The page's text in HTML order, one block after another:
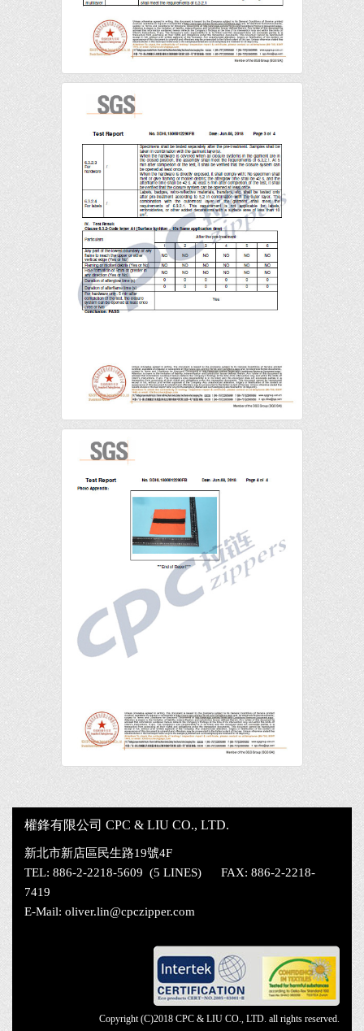
權鋒有限公司 CPC & LIU CO., LTD.
新北市新店區民生路19號4F
TEL: 886-2-2218-5609 (5 LINES) FAX: 886-2-2218-
7419
E-Mail: oliver.lin@cpczipper.com
Copyright (C)2018 CPC & LIU CO., LTD. all rights reserved.